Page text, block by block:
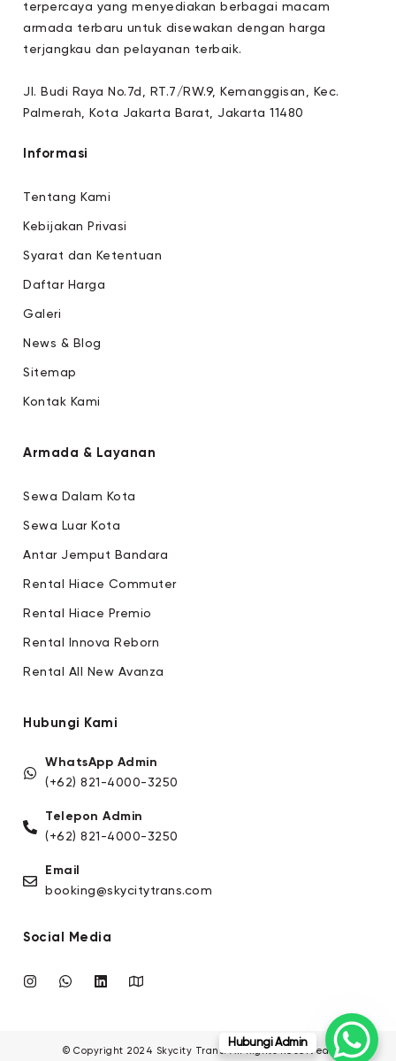
terpercaya yang menyediakan berbagai macam
armada terbaru untuk disewakan dengan harga
terjangkau dan pelayanan terbaik.
Jl. Budi Raya No.7d, RT.7/RW.9, Kemanggisan, Kec.
Palmerah, Kota Jakarta Barat, Jakarta 11480
Informasi
Tentang Kami
Kebijakan Privasi
Syarat dan Ketentuan
Daftar Harga
Galeri
News & Blog
Sitemap
Kontak Kami
Armada & Layanan
Sewa Dalam Kota
Sewa Luar Kota
Antar Jemput Bandara
Rental Hiace Commuter
Rental Hiace Premio
Rental Innova Reborn
Rental All New Avanza
Hubungi Kami
WhatsApp Admin
(+62) 821-4000-3250
Telepon Admin
(+62) 821-4000-3250
Email
booking@skycitytrans.com
Social Media
© Copyright 2024 Skycity Trans. All Rights Reserved.
Hubungi Admin